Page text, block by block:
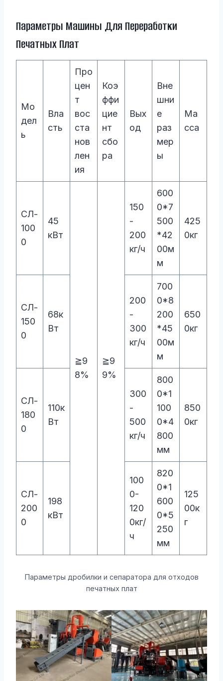
Параметры Машины Для Переработки
Печатных Плат
Мо
дел
ь
Вла
сть
Про
цен
т
вос
ста
нов
лен
ия
Коэ
ффи
цие
нт
сбо
ра
Вых
од
Вне
шни
е
раз
мер
ы
Ма
сса
СЛ-
100
0
45
кВт
≧9
8%
≧9
9%
150
-
200
кг/ч
600
0*7
500
*42
00м
м
425
0кг
СЛ-
150
0
68к
Вт
200
-
300
кг/ч
700
0*8
200
*45
00м
м
650
0кг
СЛ-
180
0
110к
Вт
300
-
500
кг/ч
800
0*1
100
0*4
800
мм
850
0кг
СЛ-
200
0
198
кВт
100
0-
120
0кг/
ч
820
0*1
600
0*5
250
мм
125
00к
г
Параметры дробилки и сепаратора для отходов
печатных плат